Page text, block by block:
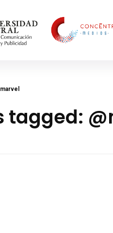
tagged: